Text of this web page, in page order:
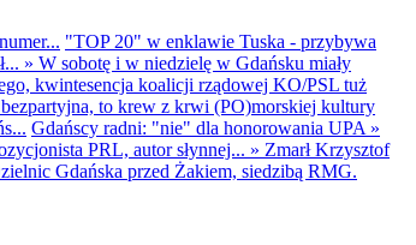
"TOP 20" w enklawie Tuska - przybywa
» W sobotę i w niedzielę w Gdańsku miały
kwintesencja koalicji rządowej KO/PSL tuż
to krew z krwi (PO)morskiej kultury
Gdańscy radni: "nie" dla honorowania UPA »
PRL, autor słynnej... » Zmarł Krzysztof
Gdańska przed Żakiem, siedzibą RMG.